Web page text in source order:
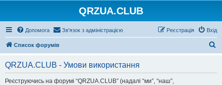
QRZUA.CLUB
Допомога Зв'язок з адміністрацією Вхід
Реєстрація
Список форумів
QRZUA.CLUB - Умови використання
Реєструючись на форумі “QRZUA.CLUB” (надалі “ми”, “наш”,